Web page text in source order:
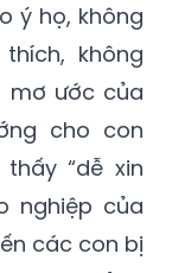
ý họ, không
không
mơ ước của
cho con
“dễ xin
nghiệp của
các con bị